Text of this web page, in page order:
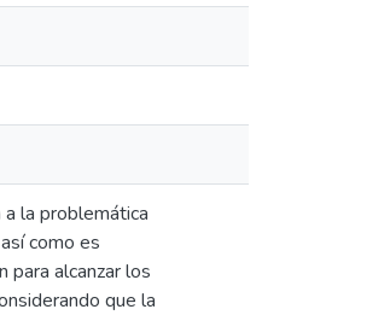
la problemática
como es
para alcanzar los
que la